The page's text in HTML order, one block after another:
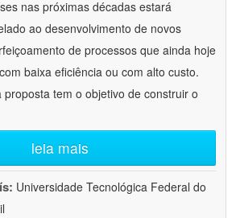
nas próximas décadas estará
ao desenvolvimento de novos
de processos que ainda hoje
baixa eficiência ou com alto custo.
proposta tem o objetivo de construir o
leia mais
Universidade Tecnológica Federal do